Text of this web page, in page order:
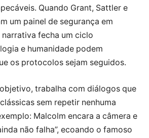
Quando Grant, Sattler e
um painel de segurança em
fecha um ciclo
e humanidade podem
os protocolos sejam seguidos.
trabalha com diálogos que
sem repetir nenhuma
Malcolm encara a câmera e
não falha”, ecoando o famoso